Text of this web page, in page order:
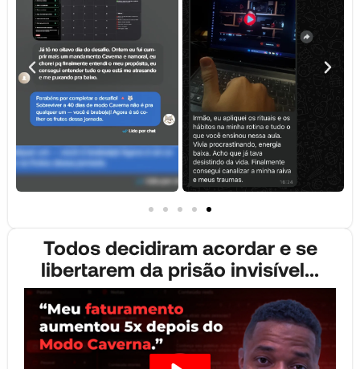
Todos decidiram acordar e se
libertarem da prisão invisível...